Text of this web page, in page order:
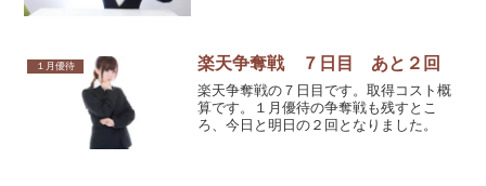
１月優待 楽天争奪戦 ７日目 あと２回
楽天争奪戦の７日目です。取得コスト概
算です。１月優待の争奪戦も残すとこ
ろ、今日と明日の２回となりました。